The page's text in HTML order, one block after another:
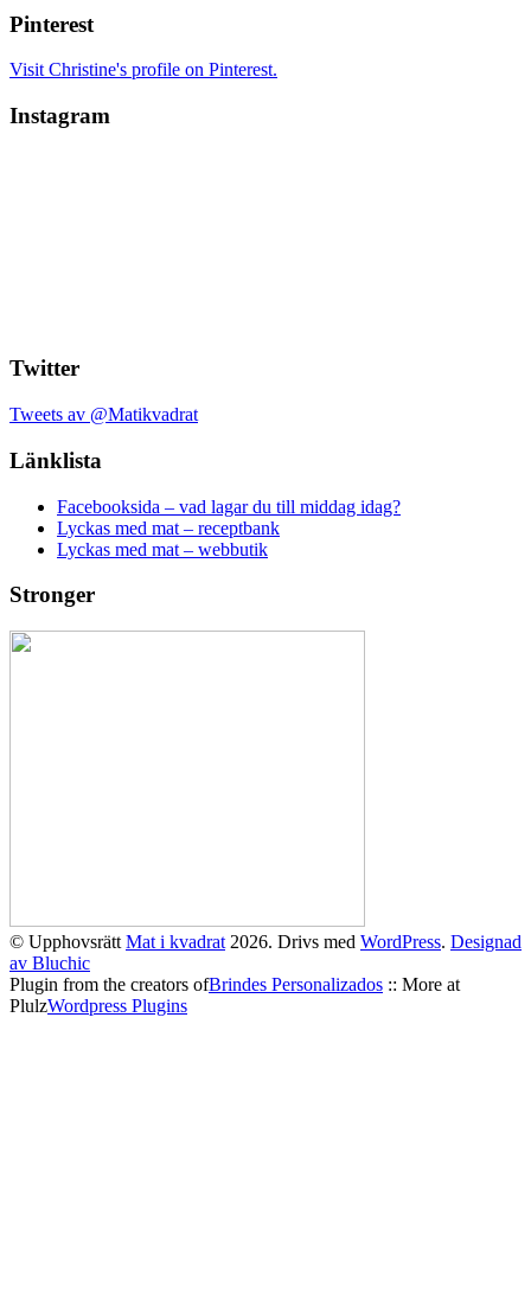
Pinterest
Visit Christine's profile on Pinterest.
Instagram
Twitter
Tweets av @Matikvadrat
Länklista
Facebooksida – vad lagar du till middag idag?
Lyckas med mat – receptbank
Lyckas med mat – webbutik
Stronger
© Upphovsrätt Mat i kvadrat 2026. Drivs med WordPress. Designad
av Bluchic
Plugin from the creators ofBrindes Personalizados :: More at
PlulzWordpress Plugins